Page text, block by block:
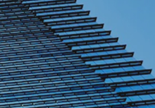
dToF